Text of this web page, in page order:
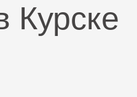
Курске